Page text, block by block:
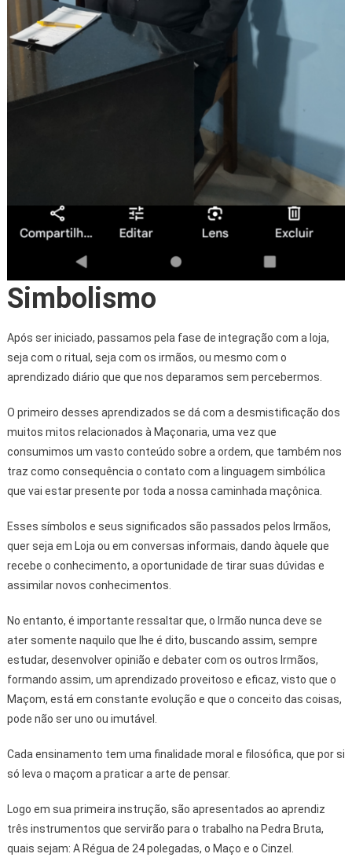
Simbolismo
Após ser iniciado, passamos pela fase de integração com a loja,
seja com o ritual, seja com os irmãos, ou mesmo com o
aprendizado diário que que nos deparamos sem percebermos.
O primeiro desses aprendizados se dá com a desmistificação dos
muitos mitos relacionados à Maçonaria, uma vez que
consumimos um vasto conteúdo sobre a ordem, que também nos
traz como consequência o contato com a linguagem simbólica
que vai estar presente por toda a nossa caminhada maçônica.
Esses símbolos e seus significados são passados pelos Irmãos,
quer seja em Loja ou em conversas informais, dando àquele que
recebe o conhecimento, a oportunidade de tirar suas dúvidas e
assimilar novos conhecimentos.
No entanto, é importante ressaltar que, o Irmão nunca deve se
ater somente naquilo que lhe é dito, buscando assim, sempre
estudar, desenvolver opinião e debater com os outros Irmãos,
formando assim, um aprendizado proveitoso e eficaz, visto que o
Maçom, está em constante evolução e que o conceito das coisas,
pode não ser uno ou imutável.
Cada ensinamento tem uma finalidade moral e filosófica, que por si
só leva o maçom a praticar a arte de pensar.
Logo em sua primeira instrução, são apresentados ao aprendiz
três instrumentos que servirão para o trabalho na Pedra Bruta,
quais sejam: A Régua de 24 polegadas, o Maço e o Cinzel.